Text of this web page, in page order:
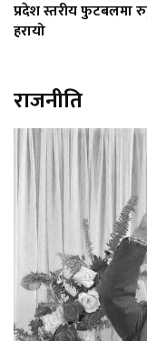
प्रदेश स्तरीय फुटबलमा
हरायो
राजनीति